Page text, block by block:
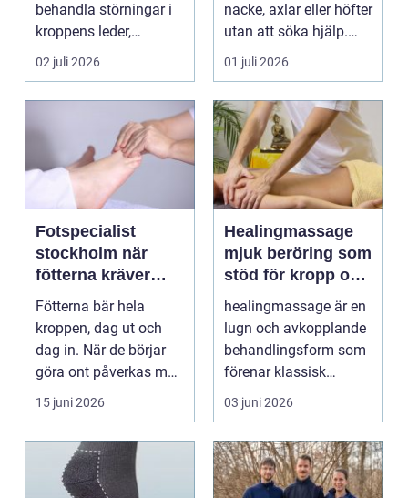
behandla störningar i
kroppens leder,
muskler och
nervsyste...
02 juli 2026
nacke, axlar eller höfter
utan att söka hjälp.
Andra har ...
01 juli 2026
Fotspecialist
stockholm när
fötterna kräver
mer än vanliga
sulor
Fötterna bär hela
kroppen, dag ut och
dag in. När de börjar
göra ont påverkas mer
15 juni 2026
Healingmassage
mjuk beröring som
stöd för kropp och
själ
healingmassage är en
lugn och avkopplande
behandlingsform som
förenar klassisk
massage med
energibas...
03 juni 2026